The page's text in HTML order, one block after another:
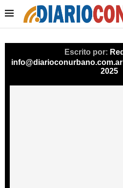
Escrito por:
info@diarioconurbano.com.ar
2025